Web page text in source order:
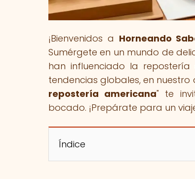
¡Bienvenidos a Horneando
Sumérgete en un mundo de
han influenciado la
tendencias globales, en nuestro
repostería americana" te
bocado. ¡Prepárate para un
Índice